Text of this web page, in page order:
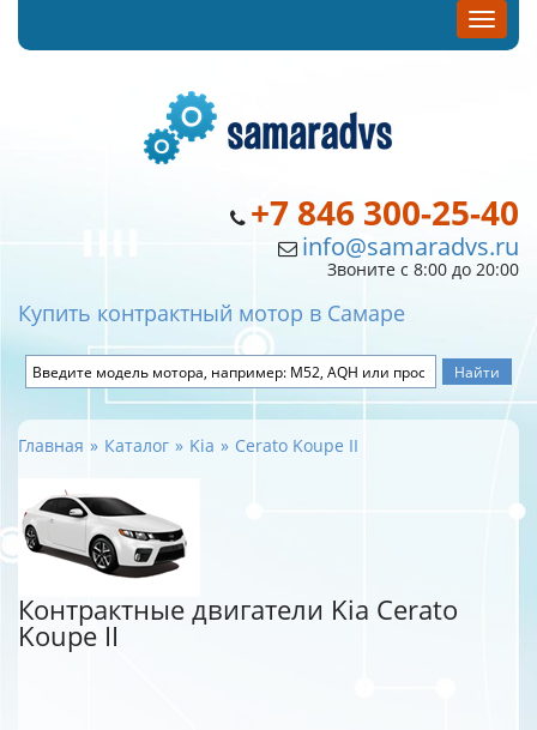
+7 846 300-25-40
info@samaradvs.ru
Звоните с 8:00 до 20:00
Купить контрактный мотор в Самаре
Главная Каталог Kia Cerato Koupe II
Контрактные двигатели Kia Cerato
Koupe II